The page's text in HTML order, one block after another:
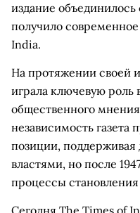
издание
получило
India.
На протяжении своей
играла ключевую
общественного
независимость
позиции, поддерживая
властями, но после
процессы становления
Сегодня The Times of